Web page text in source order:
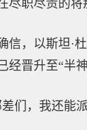
尽职尽责的将
信，以斯坦·
晋升至“半神
差们，我还能